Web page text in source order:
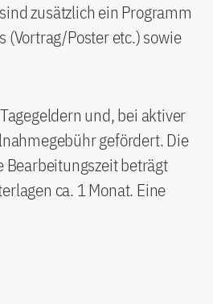
zusätzlich ein Programm
(Vortrag/Poster etc.) sowie
und, bei aktiver
gefördert. Die
Bearbeitungszeit beträgt
ca. 1 Monat. Eine